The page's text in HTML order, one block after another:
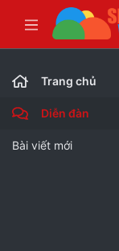
Trang chủ
Diễn đàn
Bài viết mới